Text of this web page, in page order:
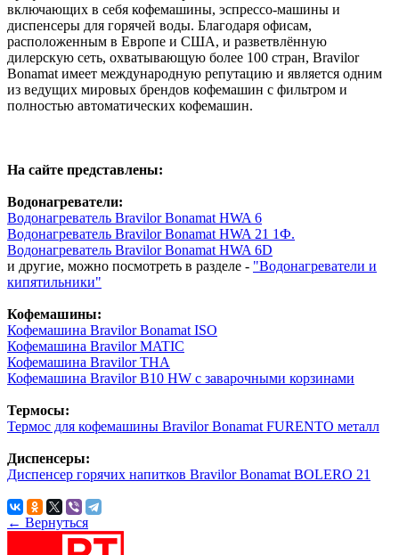
включающих в себя кофемашины, эспрессо-машины и
диспенсеры для горячей воды. Благодаря офисам,
расположенным в Европе и США, и разветвлённую
дилерскую сеть, охватывающую более 100 стран, Bravilor
Bonamat имеет международную репутацию и является одним
из ведущих мировых брендов кофемашин с фильтром и
полностью автоматических кофемашин.
На сайте представлены:
Водонагреватели:
Водонагреватель Bravilor Bonamat HWA 6
Водонагреватель Bravilor Bonamat HWA 21 1Ф.
Водонагреватель Bravilor Bonamat HWA 6D
и другие, можно посмотреть в разделе - "Водонагреватели и
кипятильники"
Кофемашины:
Кофемашина Bravilor Bonamat ISO
Кофемашина Bravilor MATIC
Кофемашина Bravilor ТНA
Кофемашина Bravilor В10 HW с заварочными корзинами
Термосы:
Термос для кофемашины Bravilor Bonamat FURENTO металл
Диспенсеры:
Диспенсер горячих напитков Bravilor Bonamat BOLERO 21
← Вернуться